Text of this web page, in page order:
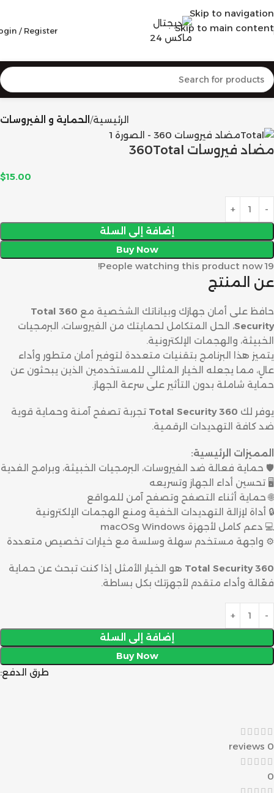
Skip to navigation
Skip to main content
/ Register
الرئيسية الحماية و الفيروسات
مضاد فيروسات 360Total
$15.00
إضافة إلى السلة
Buy Now
19
People watching this product now!
عن المنتج
حافظ على أمان جهازك وبياناتك الشخصية مع
360 Total
Security، الحل المتكامل لحمايتك من الفيروسات، البرمجيات
الخبيثة، والهجمات الإلكترونية.
يتميز هذا البرنامج بتقنيات متعددة لتوفير أمان متطور وأداء
عالٍ، مما يجعله الخيار المثالي للمستخدمين الذين يبحثون عن
حماية شاملة بدون التأثير على سرعة الجهاز.
يوفر لك 360 Total Security
تجربة تصفح آمنة وحماية قوية
ضد كافة التهديدات الرقمية.
المميزات الرئيسية:
🛡️ حماية فعالة ضد الفيروسات، البرمجيات الخبيثة، وبرامج الفدية
🖥️ تحسين أداء الجهاز وتسريعه
🌐 حماية أثناء التصفح وتصفح آمن للمواقع
🔒 أداة لإزالة التهديدات الخفية ومنع الهجمات الإلكترونية
💻 دعم كامل لأجهزة Windows وmacOS
⚙️ واجهة مستخدم سهلة وسلسة مع خيارات تخصيص متعددة
360 Total Security
هو الخيار الأمثل إذا كنت تبحث عن حماية
فعّالة وأداء متقدم لأجهزتك بكل بساطة.
إضافة إلى السلة
Buy Now
طرق الدفع:
0 reviews
0